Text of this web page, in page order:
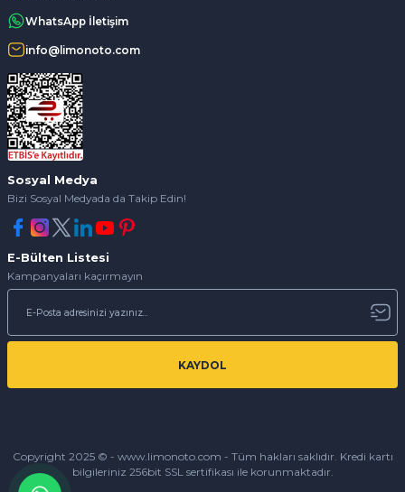
WhatsApp İletişim
info@limonoto.com
Sosyal Medya
Bizi Sosyal Medyada da Takip Edin!
E-Bülten Listesi
Kampanyaları kaçırmayın
KAYDOL
Copyright 2025 © - www.limonoto.com - Tüm hakları saklıdır. Kredi kartı
bilgileriniz 256bit SSL sertifikası ile korunmaktadır.